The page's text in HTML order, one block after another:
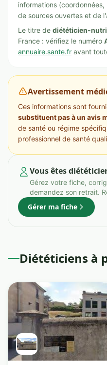
informations
de sources ouvertes et de
Le titre de diététicien-
France : vérifiez le numéro
annuaire.sante.fr avant
Avertissement
Ces informations sont
substituent pas à un avis
de santé ou régime
professionnel de santé
Vous êtes
Gérez votre fiche,
demandez son retrait.
Gérer ma fiche
Diététiciens à